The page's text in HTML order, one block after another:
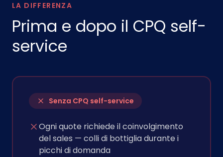
LA DIFFERENZA
Prima e dopo il CPQ self-
service
Senza CPQ self-service
Ogni quote richiede il coinvolgimento
del sales — colli di bottiglia durante i
picchi di domanda